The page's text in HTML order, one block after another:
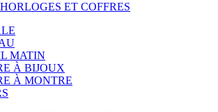
ET COFFRES
MATIN
À BIJOUX
À MONTRE